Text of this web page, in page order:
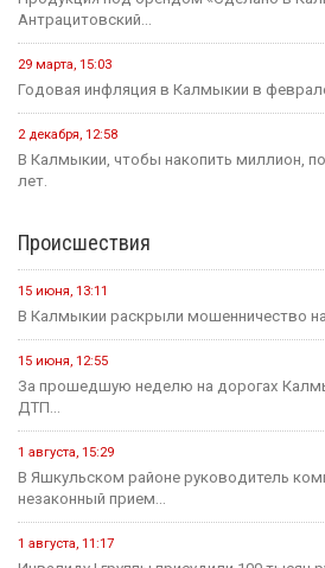
14 июля, 10:44
Выборная компания не за горами.
Образование
С сегодняшнего дня в России водятся
25 июля, 10:43
Сегодня в стране завершается прием
конкурсные...
Учитель из Ики-Бурульского района
представить Калмыкию...
1,5 миллиона рублей на развитие
инициатив...
Культура